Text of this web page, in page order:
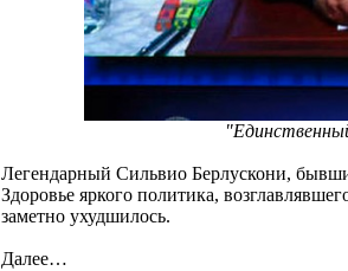
Легендарный Сильвио Берлускони,
Здоровье яркого политика,
заметно ухудшилось.
Далее…